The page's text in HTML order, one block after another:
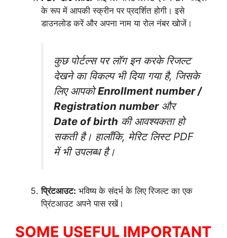
के रूप में आपकी स्क्रीन पर प्रदर्शित होगी। इसे
डाउनलोड करें और अपना नाम या रोल नंबर खोजें।
कुछ पोर्टल्स पर लॉग इन करके रिजल्ट
देखने का विकल्प भी दिया गया है, जिसके
लिए आपकोEnrollment number /
Registration numberऔर
Date of birth की आवश्यकता हो
सकती है। हालाँकि, मेरिट लिस्ट PDF
में भी उपलब्ध है।
प्रिंटआउट: भविष्य के संदर्भ के लिए रिजल्ट का एक
प्रिंटआउट अपने पास रखें।
SOME USEFUL IMPORTANT